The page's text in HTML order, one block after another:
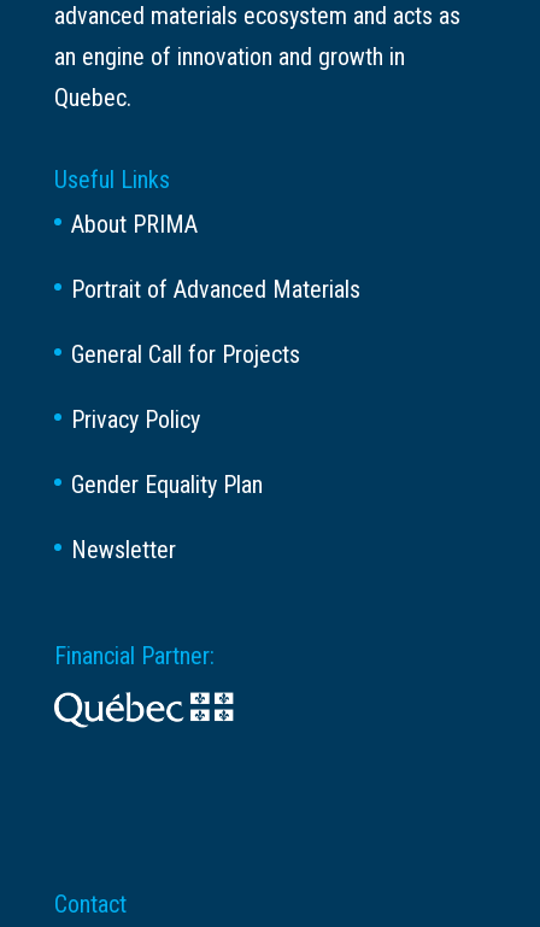
advanced materials ecosystem and acts as
an engine of innovation and growth in
Quebec.
Useful Links
About PRIMA
Portrait of Advanced Materials
General Call for Projects
Privacy Policy
Gender Equality Plan
Newsletter
Financial Partner:
Contact